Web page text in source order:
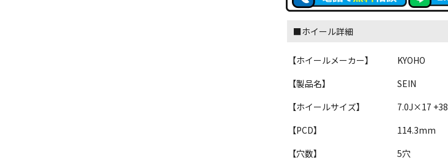
■ホイール詳細
【ホイールメーカー】
KYOHO
【製品名】
SEIN
【ホイールサイズ】
7.0J×17 +38
【PCD】
114.3mm
【穴数】
5穴